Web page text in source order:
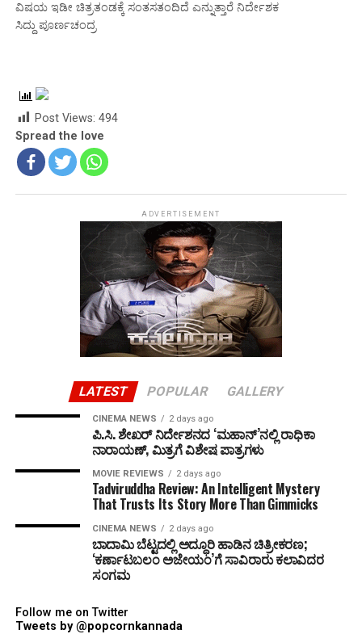
ವಿಷಯ ಇಡೀ ಚಿತ್ರತಂಡಕ್ಕೆ ಸಂತಸತಂದಿದೆ ಎನ್ನುತ್ತಾರೆ ನಿರ್ದೇಶಕ
ಸಿದ್ದು ಪೂರ್ಣಚಂದ್ರ
Post Views: 494
Spread the love
ADVERTISEMENT
LATEST POPULAR GALLERY
CINEMA NEWS 2 days ago
ಪಿ.ಸಿ. ಶೇಖರ್ ನಿರ್ದೇಶನದ ‘ಮಹಾನ್’ನಲ್ಲಿ ರಾಧಿಕಾ
ನಾರಾಯಣ್, ಮಿತ್ರಗೆ ವಿಶೇಷ ಪಾತ್ರಗಳು
MOVIE REVIEWS 2 days ago
Tadviruddha Review: An Intelligent Mystery
That Trusts Its Story More Than Gimmicks
CINEMA NEWS 2 days ago
ಬಾದಾಮಿ ಬೆಟ್ಟದಲ್ಲಿ ಅದ್ಧೂರಿ ಹಾಡಿನ ಚಿತ್ರೀಕರಣ;
‘ಕರ್ಣಾಟಬಲಂ ಅಜೇಯಂ’ಗೆ ಸಾವಿರಾರು ಕಲಾವಿದರ
ಸಂಗಮ
Follow me on Twitter
Tweets by @popcornkannada